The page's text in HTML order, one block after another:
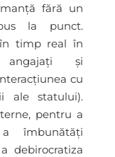
fără un
la punct.
timp real în
și
cu
ale statului).
pentru a
îmbunătăți
debirocratiza